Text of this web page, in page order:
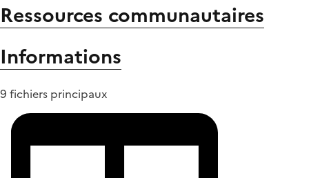
Ressources communautaires
Informations
9 fichiers principaux